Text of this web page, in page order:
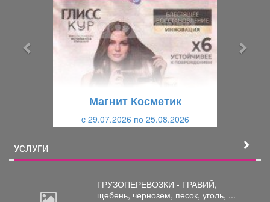
Магнит Косметик
c 29.07.2026 по 25.08.2026
УСЛУГИ
ГРУЗОПЕРЕВОЗКИ - ГРАВИЙ,
щебень, чернозем, песок, уголь, ...